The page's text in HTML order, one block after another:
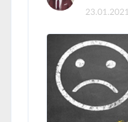
23.01.2021